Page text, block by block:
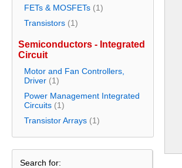
FETs & MOSFETs (1)
Transistors (1)
Semiconductors - Integrated
Circuit
Motor and Fan Controllers,
Driver (1)
Power Management Integrated
Circuits (1)
Transistor Arrays (1)
Search for: